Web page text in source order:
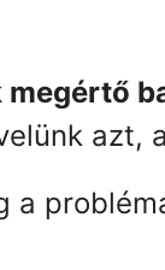
megértő
azt,
a